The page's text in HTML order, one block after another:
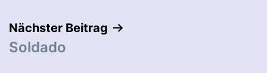
Nächster Beitrag
Soldado